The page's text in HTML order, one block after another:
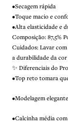
•Secagem rápida
•Toque macio e
•Alta elasticidade e
Composição: 87,5%
Cuidados: Lavar
a durabilidade da
✨ Diferenciais do
•Top reto tomara
•Modelagem
•Calcinha média